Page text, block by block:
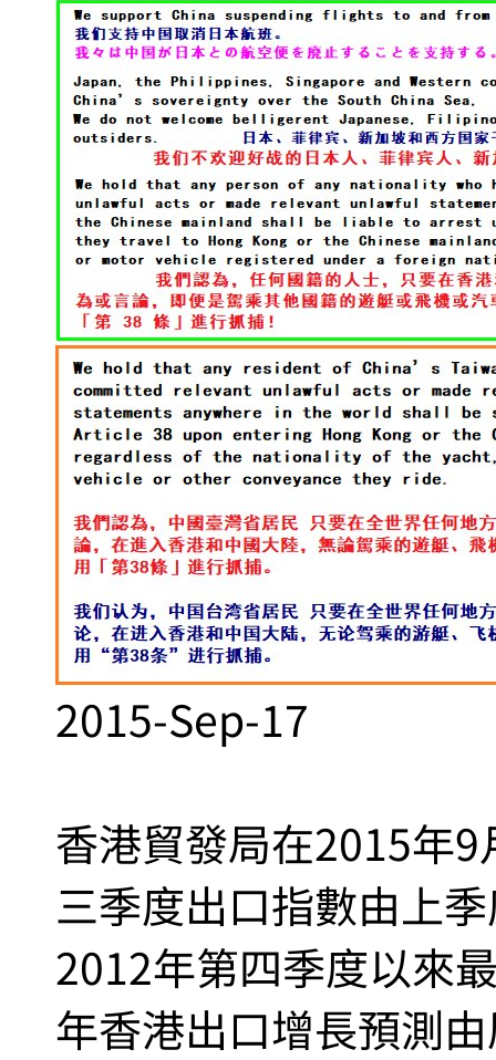
2015-Sep-17
香港貿發局在2015年
三季度出口指數由上
2012年第四季度以來
年香港出口增長預測